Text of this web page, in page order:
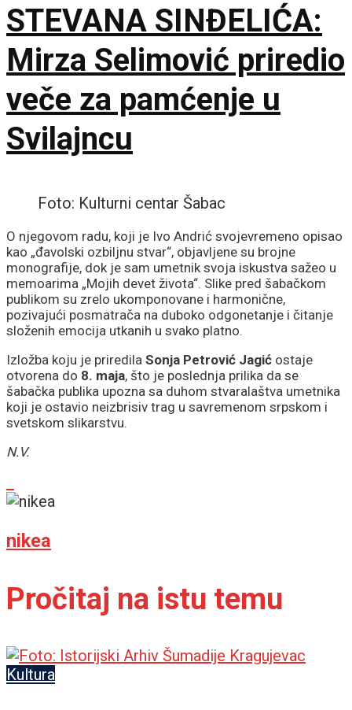
STEVANA SINĐELIĆA:
Mirza Selimović priredio
veče za pamćenje u
Svilajncu
Foto: Kulturni centar Šabac
O njegovom radu, koji je Ivo Andrić svojevremeno opisao
kao „đavolski ozbiljnu stvar“, objavljene su brojne
monografije, dok je sam umetnik svoja iskustva sažeo u
memoarima „Mojih devet života“. Slike pred šabačkom
publikom su zrelo ukomponovane i harmonične,
pozivajući posmatrača na duboko odgonetanje i čitanje
složenih emocija utkanih u svako platno.
Izložba koju je priredila Sonja Petrović Jagić ostaje
otvorena do 8. maja, što je poslednja prilika da se
šabačka publika upozna sa duhom stvaralaštva umetnika
koji je ostavio neizbrisiv trag u savremenom srpskom i
svetskom slikarstvu.
N.V.
nikea
Pročitaj na istu temu
Kultura